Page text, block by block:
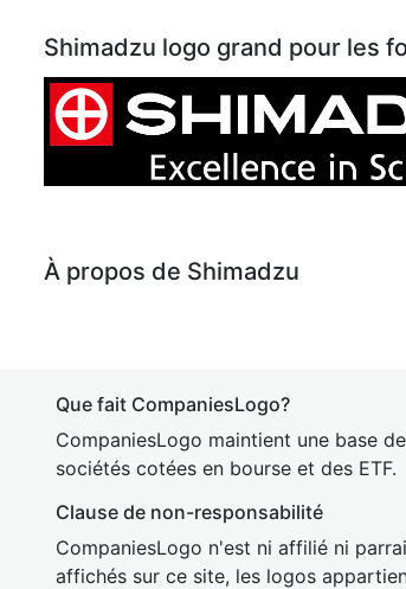
Shimadzu logo grand pour les
À propos de Shimadzu
Que fait CompaniesLogo?
CompaniesLogo maintient une base
sociétés cotées en bourse et des ETF.
Clause de non-responsabilité
CompaniesLogo n'est ni affilié ni
affichés sur ce site, les logos